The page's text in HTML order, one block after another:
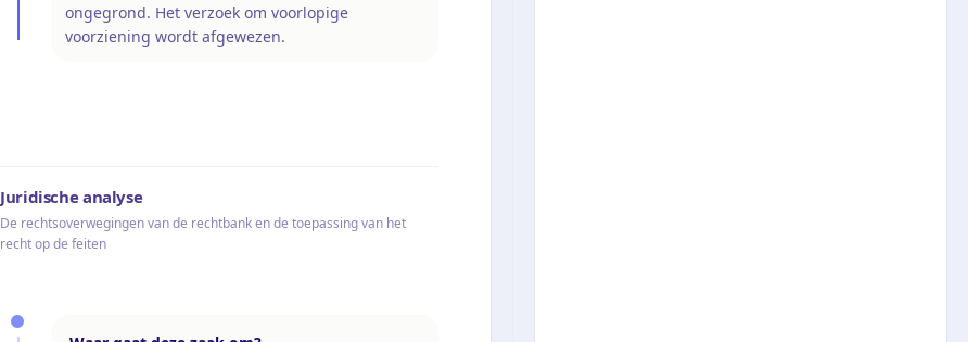
ongegrond. Het verzoek om voorlopige
voorziening wordt afgewezen.
Juridische analyse
De rechtsoverwegingen van de rechtbank en de toepassing van het
recht op de feiten